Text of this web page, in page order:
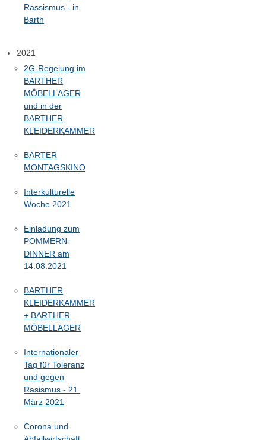
Rassismus - in
Barth
2021
2G-Regelung im
BARTHER
MÖBELLAGER
und in der
BARTHER
KLEIDERKAMMER
BARTER
MONTAGSKINO
Interkulturelle
Woche 2021
Einladung zum
POMMERN-
DINNER am
14.08.2021
BARTHER
KLEIDERKAMMER
+ BARTHER
MÖBELLAGER
Internationaler
Tag für Toleranz
und gegen
Rasismus - 21.
März 2021
Corona und